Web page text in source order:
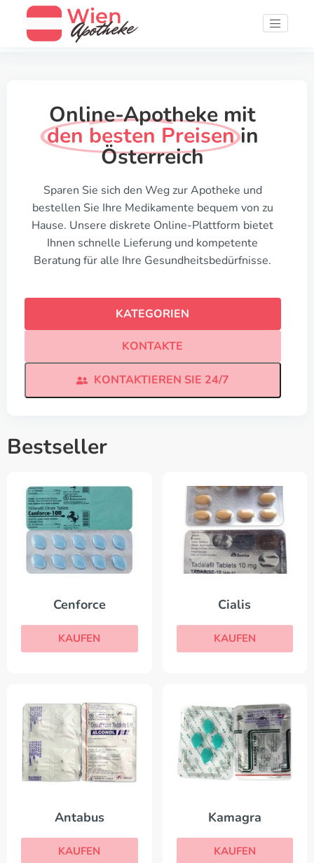
Online-Apotheke mit
den besten Preisenin
Österreich
Sparen Sie sich den Weg zur Apotheke und
bestellen Sie Ihre Medikamente bequem von zu
Hause. Unsere diskrete Online-Plattform bietet
Ihnen schnelle Lieferung und kompetente
Beratung für alle Ihre Gesundheitsbedürfnisse.
KATEGORIEN
KONTAKTE
KONTAKTIEREN SIE 24/7
Bestseller
Cenforce
KAUFEN
Cialis
KAUFEN
Antabus
KAUFEN
Kamagra
KAUFEN